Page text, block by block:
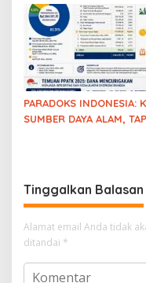
berani putuskan
dagang dengan Israel
PARADOKS INDONESIA:
SUMBER DAYA ALAM,
Tinggalkan Balasan
Alamat email Anda tidak
ditandai *